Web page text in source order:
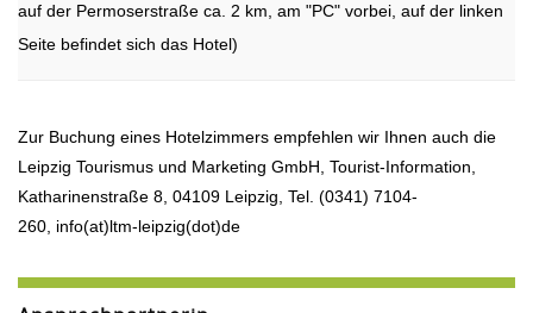
auf der Permoserstraße ca. 2 km, am "PC" vorbei, auf der linken
Seite befindet sich das Hotel)
Zur Buchung eines Hotelzimmers empfehlen wir Ihnen auch die
Leipzig Tourismus und Marketing GmbH, Tourist-Information,
Katharinenstraße 8, 04109 Leipzig, Tel. (0341) 7104-
260, info(at)ltm-leipzig(dot)de